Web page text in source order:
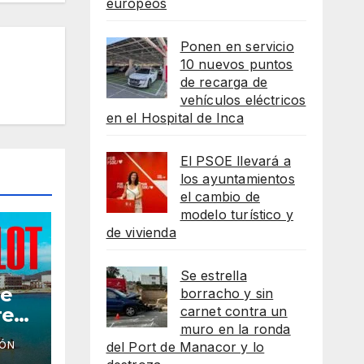
Ponen en servicio
10 nuevos puntos
de recarga de
vehículos eléctricos
en el Hospital de Inca
El PSOE llevará a
los ayuntamientos
el cambio de
modelo turístico y
de vivienda
Se estrella
borracho y sin
carnet contra un
muro en la ronda
del Port de Manacor y lo